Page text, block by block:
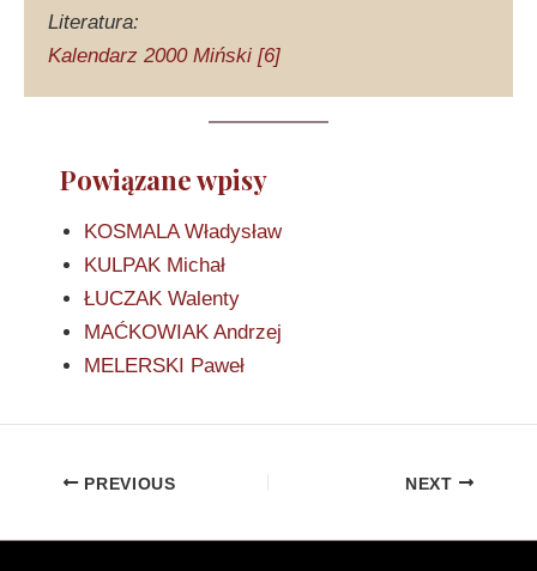
Literatura:
Kalendarz 2000 Miński [6]
Powiązane wpisy
KOSMALA Władysław
KULPAK Michał
ŁUCZAK Walenty
MAĆKOWIAK Andrzej
MELERSKI Paweł
PREVIOUS NEXT